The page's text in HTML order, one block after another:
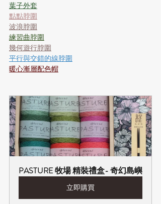
​葉子外套
點點脖圍
波浪脖圍
練習曲脖圍
幾何遊行脖圍
平行與交錯的線脖圍
​暖心漸層配色帽
PASTURE 牧場 精裝禮盒- 奇幻島嶼
立即購買